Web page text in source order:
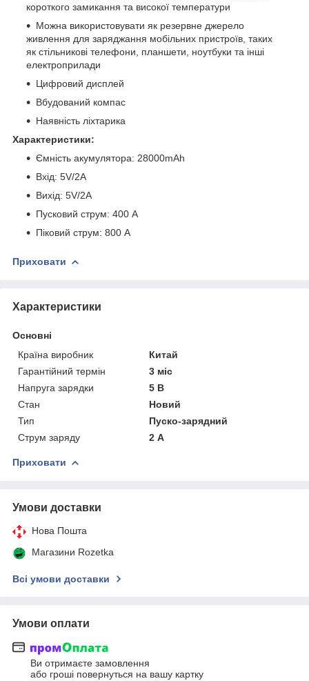
короткого замикання та високої температури
Можна використовувати як резервне джерело
живлення для заряджання мобільних пристроїв, таких
як стільникові телефони, планшети, ноутбуки та інші
електроприлади
Цифровий дисплей
Вбудований компас
Наявність ліхтарика
Характеристики:
Ємність акумулятора: 28000mAh
Вхід: 5V/2A
Вихід: 5V/2A
Пусковий струм: 400 A
Піковий струм: 800 A
Приховати
Характеристики
Основні
Країна виробник
Китай
Гарантійний термін
3 міс
Напруга зарядки
5 В
Стан
Новий
Тип
Пуско-зарядний
Струм заряду
2 А
Приховати
Умови доставки
Нова Пошта
Магазини Rozetka
Всі умови доставки
Умови оплати
Ви отримаєте замовлення
або гроші повернуться на вашу картку